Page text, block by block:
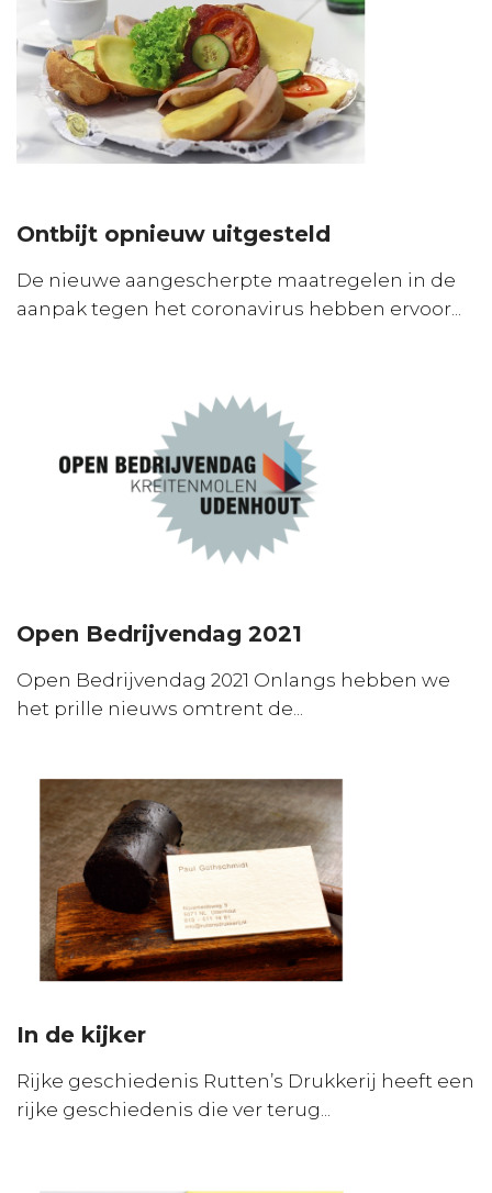
Ontbijt opnieuw uitgesteld
De nieuwe aangescherpte maatregelen in de
aanpak tegen het coronavirus hebben ervoor...
Open Bedrijvendag 2021
Open Bedrijvendag 2021 Onlangs hebben we
het prille nieuws omtrent de...
In de kijker
Rijke geschiedenis Rutten’s Drukkerij heeft een
rijke geschiedenis die ver terug...